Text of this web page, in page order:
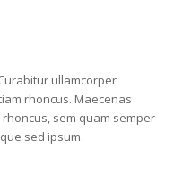
ullamcorper
rhoncus. Maecenas
sem quam semper
sed ipsum.